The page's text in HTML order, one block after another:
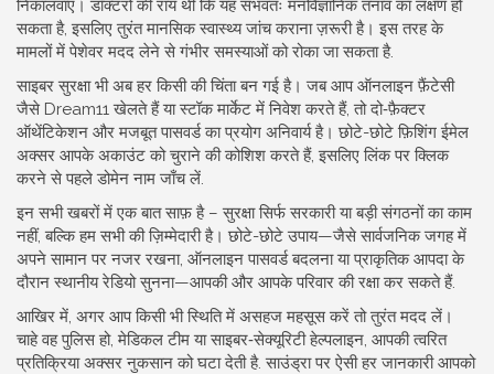
निकालवाए। डॉक्टरों की राय थी कि यह संभवतः मनोवैज्ञानिक तनाव का लक्षण हो
सकता है, इसलिए तुरंत मानसिक स्वास्थ्य जांच कराना ज़रूरी है। इस तरह के
मामलों में पेशेवर मदद लेने से गंभीर समस्याओं को रोका जा सकता है.
साइबर सुरक्षा भी अब हर किसी की चिंता बन गई है। जब आप ऑनलाइन फ़ैंटेसी
जैसे Dream11 खेलते हैं या स्टॉक मार्केट में निवेश करते हैं, तो दो‑फ़ैक्टर
ऑथेंटिकेशन और मजबूत पासवर्ड का प्रयोग अनिवार्य है। छोटे-छोटे फ़िशिंग ईमेल
अक्सर आपके अकाउंट को चुराने की कोशिश करते हैं, इसलिए लिंक पर क्लिक
करने से पहले डोमेन नाम जाँच लें.
इन सभी खबरों में एक बात साफ़ है – सुरक्षा सिर्फ सरकारी या बड़ी संगठनों का काम
नहीं, बल्कि हम सभी की ज़िम्मेदारी है। छोटे-छोटे उपाय—जैसे सार्वजनिक जगह में
अपने सामान पर नजर रखना, ऑनलाइन पासवर्ड बदलना या प्राकृतिक आपदा के
दौरान स्थानीय रेडियो सुनना—आपकी और आपके परिवार की रक्षा कर सकते हैं.
आखिर में, अगर आप किसी भी स्थिति में असहज महसूस करें तो तुरंत मदद लें।
चाहे वह पुलिस हो, मेडिकल टीम या साइबर‑सेक्यूरिटी हेल्पलाइन, आपकी त्वरित
प्रतिक्रिया अक्सर नुकसान को घटा देती है. साउंड्रा पर ऐसी हर जानकारी आपको